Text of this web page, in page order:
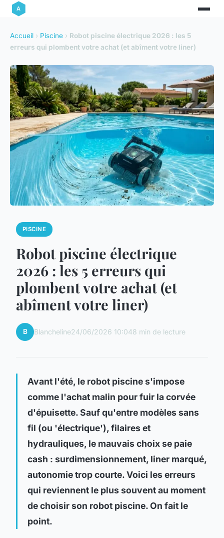
Accueil › Piscine › Robot piscine électrique 2026 : les 5
erreurs qui plombent votre achat (et abîment votre liner)
PISCINE
Robot piscine électrique
2026 : les 5 erreurs qui
plombent votre achat (et
abîment votre liner)
B Blancheline24/06/2026 10:048 min de lecture
Avant l'été, le robot piscine s'impose
comme l'achat malin pour fuir la corvée
d'épuisette. Sauf qu'entre modèles sans
fil (ou 'électrique'), filaires et
hydrauliques, le mauvais choix se paie
cash : surdimensionnement, liner marqué,
autonomie trop courte. Voici les erreurs
qui reviennent le plus souvent au moment
de choisir son robot piscine. On fait le
point.